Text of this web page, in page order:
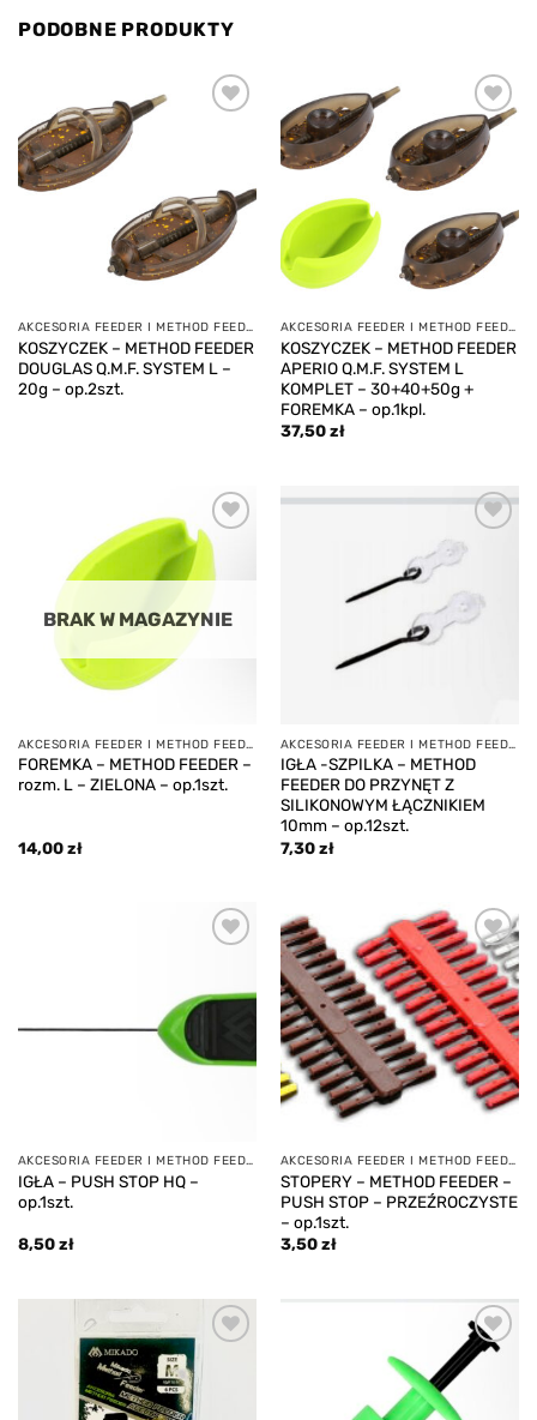
PODOBNE PRODUKTY
AKCESORIA FEEDER I METHOD FEEDER
KOSZYCZEK – METHOD FEEDER
DOUGLAS Q.M.F. SYSTEM L –
20g – op.2szt.
Add to
wishlist
AKCESORIA FEEDER I METHOD FEEDER
KOSZYCZEK – METHOD FEEDER
APERIO Q.M.F. SYSTEM L
KOMPLET – 30+40+50g +
FOREMKA – op.1kpl.
37,50zł
Add to
wishlist
BRAK W MAGAZYNIE
AKCESORIA FEEDER I METHOD FEEDER
FOREMKA – METHOD FEEDER –
rozm. L – ZIELONA – op.1szt.
14,00zł
Add to
wishlist
AKCESORIA FEEDER I METHOD FEEDER
IGŁA -SZPILKA – METHOD
FEEDER DO PRZYNĘT Z
SILIKONOWYM ŁĄCZNIKIEM
10mm – op.12szt.
7,30zł
AKCESORIA FEEDER I METHOD FEEDER
IGŁA – PUSH STOP HQ –
op.1szt.
8,50zł
Add to
wishlist
AKCESORIA FEEDER I METHOD FEEDER
STOPERY – METHOD FEEDER –
PUSH STOP – PRZEŹROCZYSTE
– op.1szt.
3,50zł
wishlist
Add to
wishlist